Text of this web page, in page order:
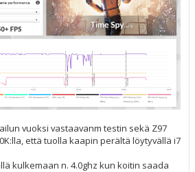
vuoksi vastaavanm testin sekä Z97
että tuolla kaapin perältä löytyvällä i7
kulkemaan n. 4.0ghz kun koitin saada